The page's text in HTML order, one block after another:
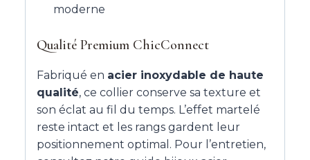
moderne
Qualité Premium ChicConnect
Fabriqué en acier inoxydable de haute
qualité, ce collier conserve sa texture et
son éclat au fil du temps. L’effet martelé
reste intact et les rangs gardent leur
positionnement optimal. Pour l’entretien,